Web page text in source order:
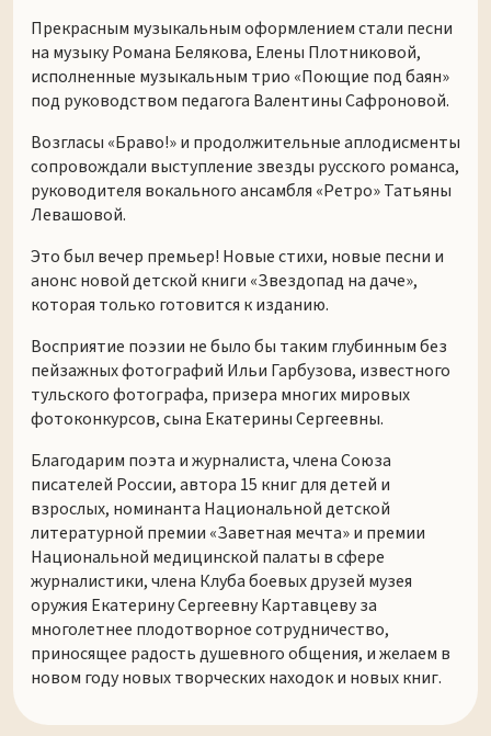
Прекрасным музыкальным оформлением стали песни
на музыку Романа Белякова, Елены Плотниковой,
исполненные музыкальным трио «Поющие под баян»
под руководством педагога Валентины Сафроновой.
Возгласы «Браво!» и продолжительные аплодисменты
сопровождали выступление звезды русского романса,
руководителя вокального ансамбля «Ретро» Татьяны
Левашовой.
Это был вечер премьер! Новые стихи, новые песни и
анонс новой детской книги «Звездопад на даче»,
которая только готовится к изданию.
Восприятие поэзии не было бы таким глубинным без
пейзажных фотографий Ильи Гарбузова, известного
тульского фотографа, призера многих мировых
фотоконкурсов, сына Екатерины Сергеевны.
Благодарим поэта и журналиста, члена Союза
писателей России, автора 15 книг для детей и
взрослых, номинанта Национальной детской
литературной премии «Заветная мечта» и премии
Национальной медицинской палаты в сфере
журналистики, члена Клуба боевых друзей музея
оружия Екатерину Сергеевну Картавцеву за
многолетнее плодотворное сотрудничество,
приносящее радость душевного общения, и желаем в
новом году новых творческих находок и новых книг.